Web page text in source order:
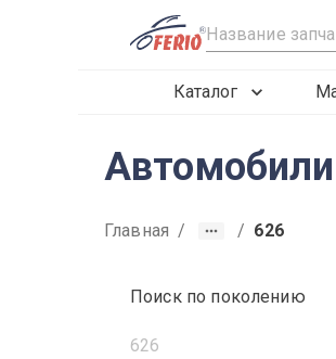
R
Каталог
Главная / / 626
Поиск по поколению
626